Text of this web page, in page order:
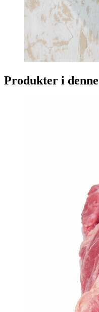
Produkter i